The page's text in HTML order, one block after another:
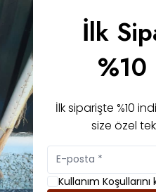
İlk
%10
İlk siparişte %10
size özel
Kullanım